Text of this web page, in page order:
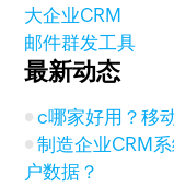
大企业CRM
邮件群发工具
最新动态
c哪家好用？移
制造企业CRM
户数据？